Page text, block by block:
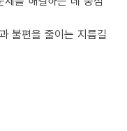
불편을 줄이는 지름길